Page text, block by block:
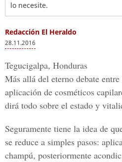
lo necesite.
Redacción El Heraldo
28.11.2016
Tegucigalpa, Honduras
Más allá del eterno debate
aplicación de cosméticos
dirá todo sobre el estado y
Seguramente tiene la idea de
se reduce a simples pasos:
champú, posteriormente